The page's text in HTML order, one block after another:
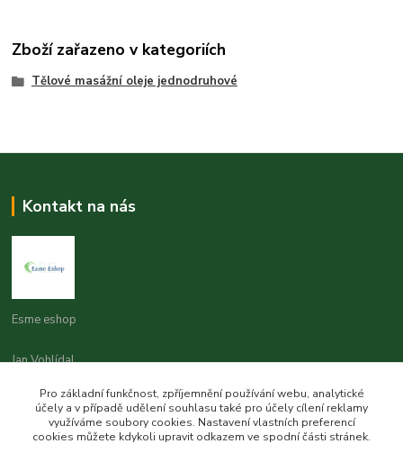
Zboží zařazeno v kategoriích
Tělové masážní oleje jednodruhové
Kontakt na nás
Esme eshop
Jan Vohlídal
8,00 - 20,00
objednavky@esme-eshop.cz
Pro základní funkčnost, zpříjemnění používání webu, analytické
účely a v případě udělení souhlasu také pro účely cílení reklamy
využíváme soubory cookies. Nastavení vlastních preferencí
cookies můžete kdykoli upravit odkazem ve spodní části stránek.